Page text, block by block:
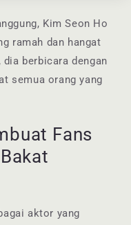
Kim Seon Ho
ramah dan hangat
berbicara dengan
semua orang yang
Fans
aktor yang